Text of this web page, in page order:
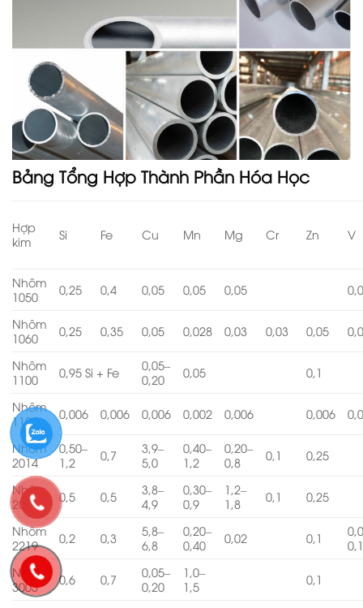
Bảng Tổng Hợp Thành Phần Hóa Học
Hợp
kim
Si Fe Cu Mn Mg Cr Zn V
Nhôm
1050
0,25 0,4 0,05 0,05 0,05
Nhôm
1060
0,25 0,35 0,05 0,028 0,03 0,03 0,05
Nhôm
1100
0,95 Si + Fe
0,05–
0,20
0,05 0,1
Nhôm
1199
0,006 0,006 0,006 0,002 0,006 0,006
Nhôm
2014
0,50–
1,2
0,7
3,9–
5,0
0,40–
1,2
0,20–
0,8
0,1 0,25
Nhôm
2024
0,5 0,5
3,8–
4,9
0,30–
0,9
1,2–
1,8
0,1 0,25
Nhôm
2219
0,2 0,3
5,8–
6,8
0,20–
0,40
0,02 0,1
Nhôm
3003
0,6 0,7
0,05–
0,20
1,0–
1,5
0,1